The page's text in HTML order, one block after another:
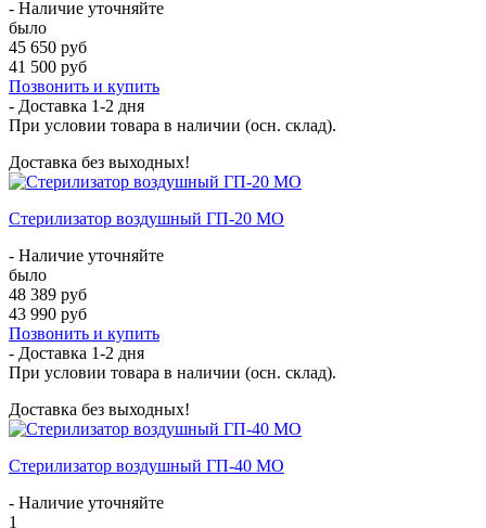
- Наличие уточняйте
было
45 650 руб
41 500 руб
Позвонить и купить
- Доставка 1-2 дня
При условии товара в наличии (осн. склад).
Доставка без выходных!
Стерилизатор воздушный ГП-20 МО
- Наличие уточняйте
было
48 389 руб
43 990 руб
Позвонить и купить
- Доставка 1-2 дня
При условии товара в наличии (осн. склад).
Доставка без выходных!
Стерилизатор воздушный ГП-40 МО
- Наличие уточняйте
1